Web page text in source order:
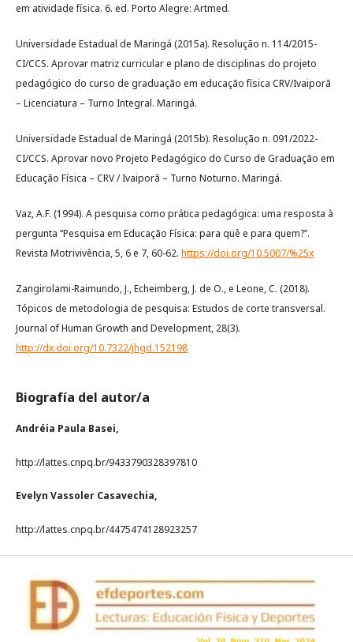
em atividade física. 6. ed. Porto Alegre: Artmed.
Universidade Estadual de Maringá (2015a). Resolução n. 114/2015-
CI/CCS. Aprovar matriz curricular e plano de disciplinas do projeto
pedagógico do curso de graduação em educação física CRV/Ivaiporã
– Licenciatura – Turno Integral. Maringá.
Universidade Estadual de Maringá (2015b). Resolução n. 091/2022-
CI/CCS. Aprovar novo Projeto Pedagógico do Curso de Graduação em
Educação Física – CRV / Ivaiporã – Turno Noturno. Maringá.
Vaz, A.F. (1994). A pesquisa como prática pedagógica: uma resposta à
pergunta “Pesquisa em Educação Física: para quê e para quem?”.
Revista Motrivivência, 5, 6 e 7, 60-62. https://doi.org/10.5007/%25x
Zangirolami-Raimundo, J., Echeimberg, J. de O., e Leone, C. (2018).
Tópicos de metodologia de pesquisa: Estudos de corte transversal.
Journal of Human Growth and Development, 28(3).
http://dx.doi.org/10.7322/jhgd.152198
Biografía del autor/a
Andréia Paula Basei,
http://lattes.cnpq.br/9433790328397810
Evelyn Vassoler Casavechia,
http://lattes.cnpq.br/4475474128923257